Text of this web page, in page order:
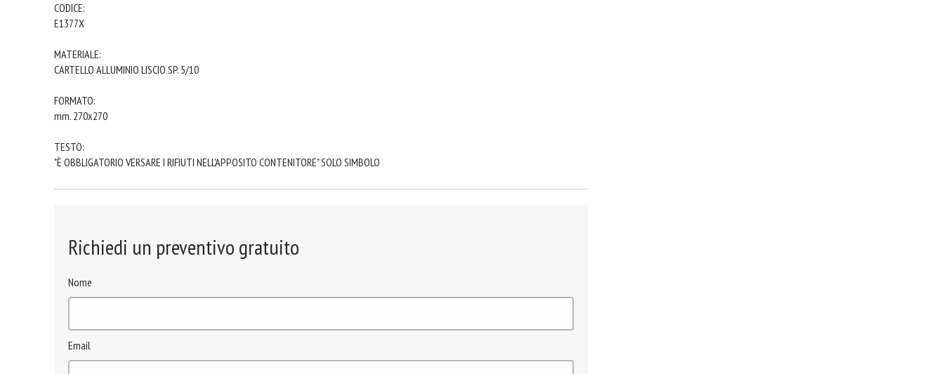
CODICE:
E1377X
MATERIALE:
CARTELLO ALLUMINIO LISCIO SP. 5/10
FORMATO:
mm. 270x270
TESTO:
"È OBBLIGATORIO VERSARE I RIFIUTI NELL'APPOSITO CONTENITORE" SOLO SIMBOLO
Richiedi un preventivo gratuito
Nome
Email